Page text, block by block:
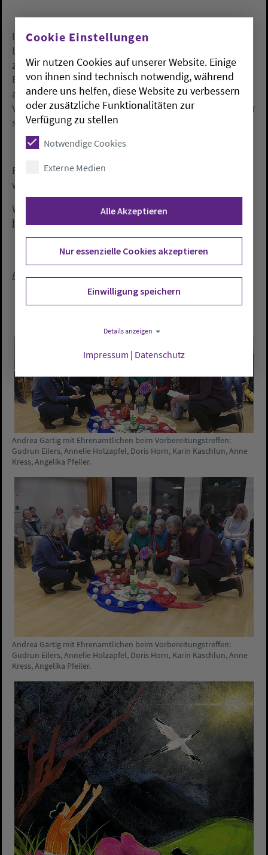
Immer gehören Landinformationen, die besondere
Lebenssituation von Frauen und Mädchen, Zugänge
zu prägnanten Themen im Land dazu und ein
Bibeltext, der vom internationalen Komitee
ausgesucht wird, als Kernstück. Häufig gibt es
Veranstaltungen im Anschluss der Gottesdienste oder
separate Informationsveranstaltungen.
Ein Gottesdienst zum Weltgebetstag 2023 Taiwan
wird auch auf BibelTV und online übertragen.
Weitere Informationen und Ideen gibt es im Internet:
https://weltgebetstag.de/.
Ein Beitrag von Bärbel Romey
Andrea Gärtig mit Ehrenamtlichen beim Vorbereitungstreffen:
Gudrun Eilers, Annelie Holzapfel, Doris Horn, Karin Kaschlun, Anne
Kress, Angelika Pfeiler.
Andrea Gärtig mit Ehrenamtlichen beim Vorbereitungstreffen:
Gudrun Eilers, Annelie Holzapfel, Doris Horn, Karin Kaschlun, Anne
Kress, Angelika Pfeiler.
Cookie Einstellungen
Wir nutzen Cookies auf unserer Website. Einige
von ihnen sind technisch notwendig, während
andere uns helfen, diese Website zu verbessern
oder zusätzliche Funktionalitäten zur
Verfügung zu stellen
Notwendige Cookies
Externe Medien
Alle Akzeptieren
Nur essenzielle Cookies akzeptieren
Einwilligung speichern
Details anzeigen
Impressum | Datenschutz